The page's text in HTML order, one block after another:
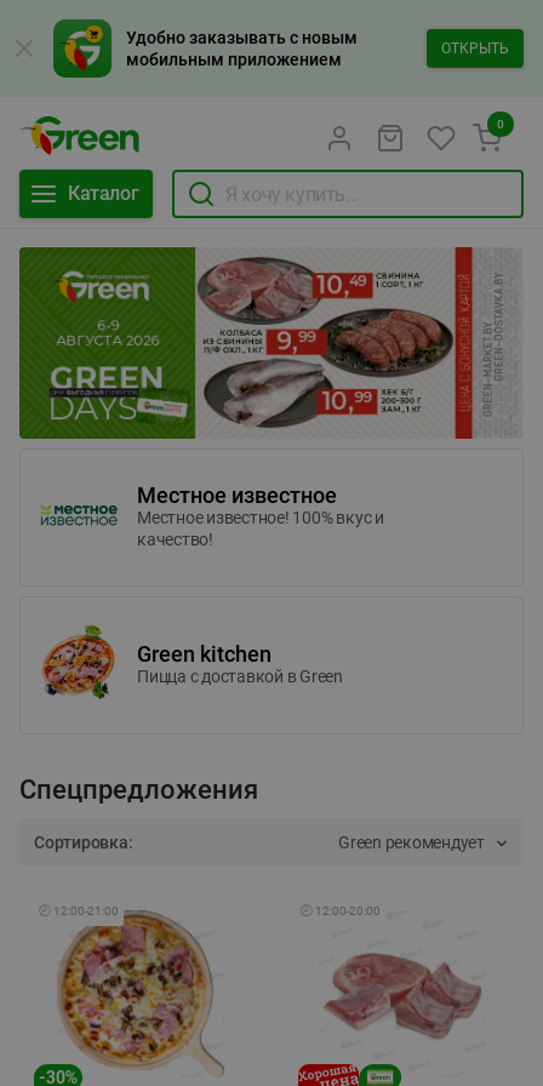
Удобно заказывать с новым
мобильным приложением
ОТКРЫТЬ
Каталог
0
Местное известное
Местное известное! 100% вкус и
качество!
Green kitchen
Пицца c доставкой в Green
Спецпредложения
Сортировка: Green рекомендует
🕘 12:00-21:00
-30%
🕘 12:00-20:00